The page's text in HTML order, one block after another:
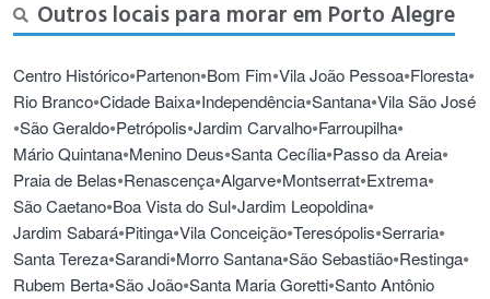
Outros locais para morar em Porto Alegre
Centro Histórico•Partenon•Bom Fim•Vila João Pessoa•Floresta•
Rio Branco•Cidade Baixa•Independência•Santana•Vila São José
•São Geraldo•Petrópolis•Jardim Carvalho•Farroupilha•
Mário Quintana•Menino Deus•Santa Cecília•Passo da Areia•
Praia de Belas•Renascença•Algarve•Montserrat•Extrema•
São Caetano•Boa Vista do Sul•Jardim Leopoldina•
Jardim Sabará•Pitinga•Vila Conceição•Teresópolis•Serraria•
Santa Tereza•Sarandi•Morro Santana•São Sebastião•Restinga•
Rubem Berta•São João•Santa Maria Goretti•Santo Antônio